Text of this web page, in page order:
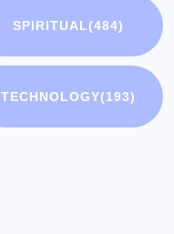
SPIRITUAL(484)
TECHNOLOGY(193)